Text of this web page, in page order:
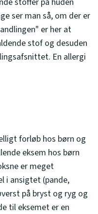
ser man så, om der er
er her at
stof og desuden
En allergi
forløb hos børn og
eksem hos børn
er meget
i ansigtet (pande,
på bryst og ryg og
til eksemet er en